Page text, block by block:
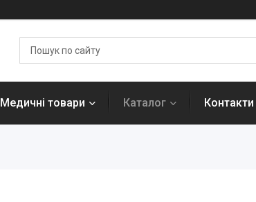
Медичні товари Каталог Контакти